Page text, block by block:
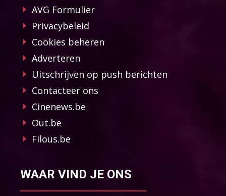
AVG Formulier
Privacybeleid
Cookies beheren
Adverteren
Uitschrijven op push berichten
Contacteer ons
Cinenews.be
Out.be
Filous.be
WAAR VIND JE ONS